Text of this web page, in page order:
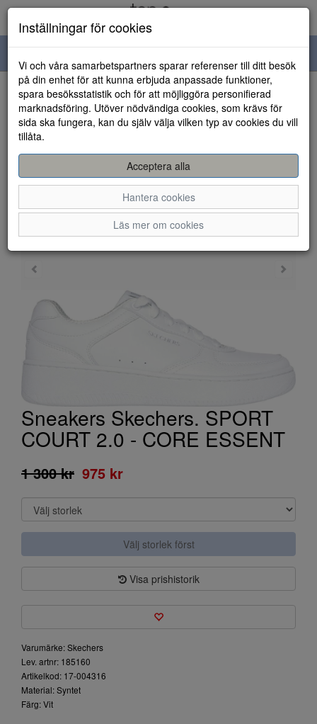
navigation
HEM
Sneakers Skechers. SPORT
COURT 2.0 - CORE ESSENT
1 300 kr 975 kr
Välj storlek först
Visa prishistorik
Varumärke: Skechers
Lev. artnr: 185160
Artikelkod: 17-004316
Material: Syntet
Färg: Vit
Inställningar för cookies
Vi och våra samarbetspartners sparar referenser till ditt besök
på din enhet för att kunna erbjuda anpassade funktioner,
spara besöksstatistik och för att möjliggöra personifierad
marknadsföring. Utöver nödvändiga cookies, som krävs för
sida ska fungera, kan du själv välja vilken typ av cookies du vill
tillåta.
Acceptera alla
Hantera cookies
Läs mer om cookies